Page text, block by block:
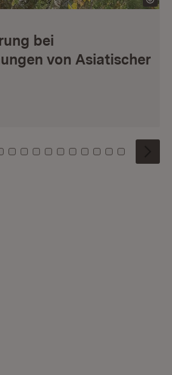
bei
von Asiatischer
0 1 2
Kachel: 3
Zu Kachel: 4
Zu Kachel: 5
Zu Kachel: 6
Zu Kachel: 7
Zu Kachel: 8
Zu Kachel: 9
Zu Kachel: 10
Zu Kachel: 11
Zu Kachel: 12
Zu Kachel:
Zu